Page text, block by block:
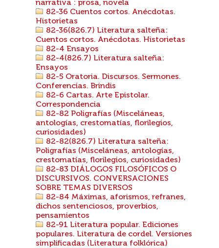
narrativa : prosa, novela
82-36 Cuentos cortos. Anécdotas.
Historietas
82-36(826.7) Literatura salteña:
Cuentos cortos. Anécdotas. Historietas
82-4 Ensayos
82-4(826.7) Literatura salteña:
Ensayos
82-5 Oratoria. Discursos. Sermones.
Conferencias. Brindis
82-6 Cartas. Arte Epistolar.
Correspondencia
82-82 Poligrafías (Misceláneas,
antologías, crestomatías, florilegios,
curiosidades)
82-82(826.7) Literatura salteña:
Poligrafías (Misceláneas, antologías,
crestomatías, florilegios, curiosidades)
82-83 DIÁLOGOS FILOSÓFICOS O
DISCURSIVOS. CONVERSACIONES
SOBRE TEMAS DIVERSOS
82-84 Máximas, aforismos, refranes,
dichos sentenciosos, proverbios,
pensamientos
82-91 Literatura popular. Ediciones
populares. Literatura de cordel. Versiones
simplificadas (Literatura folklórica)